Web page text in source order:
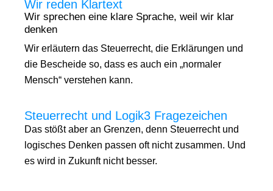
Wir reden Klartext
Wir sprechen eine klare Sprache, weil wir klar
denken
Wir erläutern das Steuerrecht, die Erklärungen und
die Bescheide so, dass es auch ein „normaler
Mensch“ verstehen kann.
Steuerrecht und Logik3 Fragezeichen
Das stößt aber an Grenzen, denn Steuerrecht und
logisches Denken passen oft nicht zusammen. Und
es wird in Zukunft nicht besser.